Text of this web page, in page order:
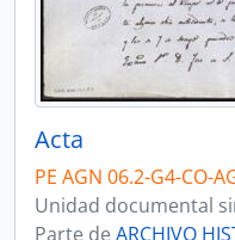
Acta
PE AGN 06.2-G4-CO-
Unidad documental
Parte de ARCHIVO